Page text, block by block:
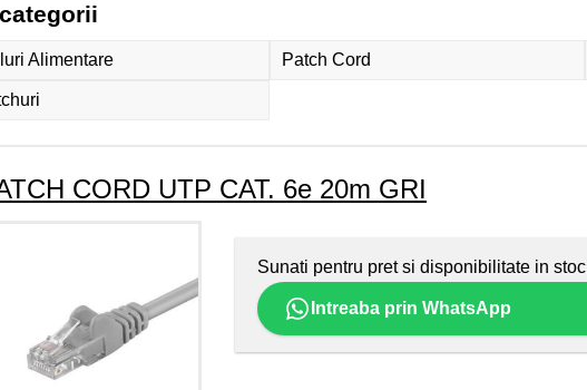
Alimentare Patch Cord
CORD UTP CAT. 6e 20m GRI
Sunati pentru pret si disponibilitate in stoc
Intreaba prin WhatsApp